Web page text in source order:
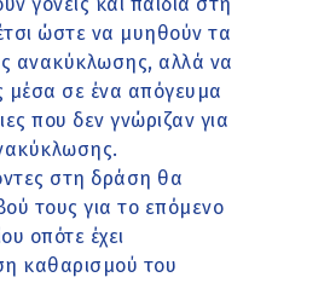
ώστε να μυηθούν τα
ανακύκλωσης, αλλά να
μέσα σε ένα απόγευμα
που δεν γνώριζαν για
στη δράση θα
τους για το επόμενο
οπότε έχει
καθαρισμού του